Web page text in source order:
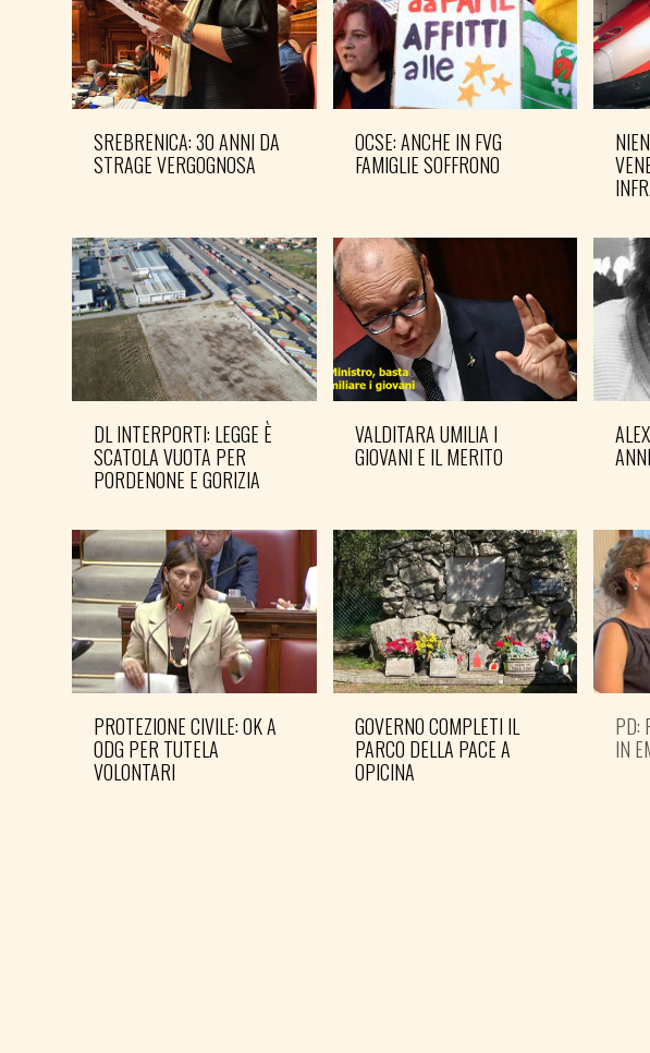
SREBRENICA: 30 ANNI DA
STRAGE VERGOGNOSA
OCSE: ANCHE IN FVG
FAMIGLIE SOFFRONO
DL INTERPORTI: LEGGE È
SCATOLA VUOTA PER
PORDENONE E GORIZIA
VALDITARA UMILIA I
GIOVANI E IL MERITO
PROTEZIONE CIVILE: OK A
ODG PER TUTELA
VOLONTARI
GOVERNO COMPLETI IL
PARCO DELLA PACE A
OPICINA
PD:
IN